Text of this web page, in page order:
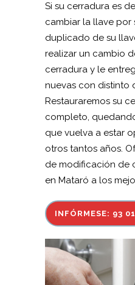
Si su cerradura es
cambiar la llave por
duplicado de su
realizar un cambio
cerradura y le
nuevas con distinto
Restauraremos su
completo,
que vuelva a estar
otros tantos años.
de modificación de
en Mataró a los
INFÓRMESE: 93